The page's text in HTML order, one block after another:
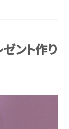
ント作り